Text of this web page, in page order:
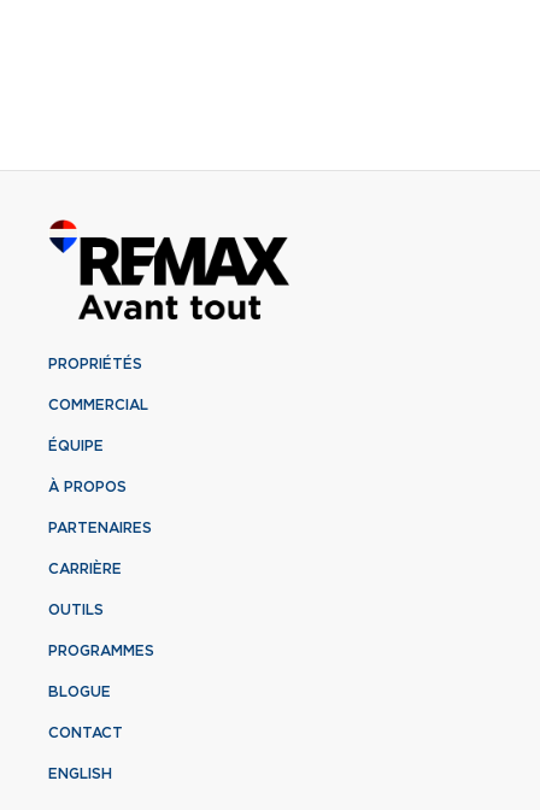
PROPRIÉTÉS
COMMERCIAL
ÉQUIPE
À PROPOS
PARTENAIRES
CARRIÈRE
OUTILS
PROGRAMMES
BLOGUE
CONTACT
ENGLISH